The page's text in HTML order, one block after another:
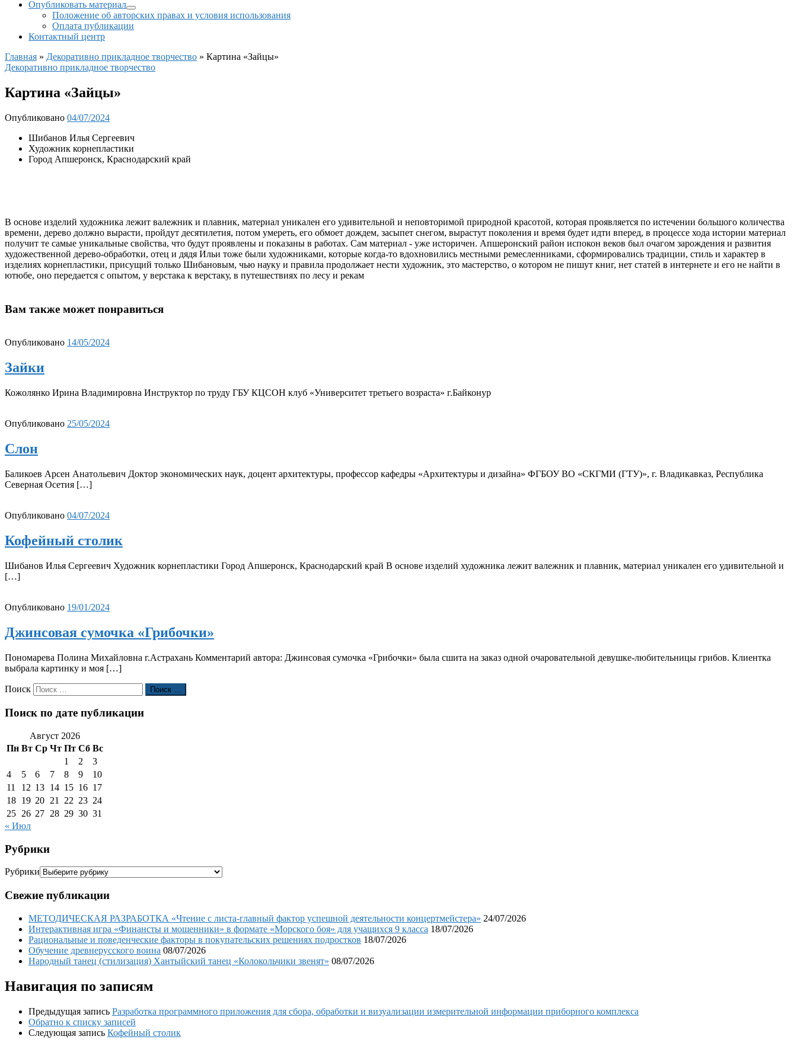
Опубликовать материал
Положение об авторских правах и условия использования
Оплата публикации
Контактный центр
Главная » Декоративно прикладное творчество » Картина «Зайцы»
Декоративно прикладное творчество
Картина «Зайцы»
Опубликовано 04/07/2024
Шибанов Илья Сергеевич
Художник корнепластики
Город Апшеронск, Краснодарский край
В основе изделий художника лежит валежник и плавник, материал уникален его удивительной и неповторимой природной красотой, которая проявляется по истечении большого количества
времени, дерево должно вырасти, пройдут десятилетия, потом умереть, его обмоет дождем, засыпет снегом, вырастут поколения и время будет идти вперед, в процессе хода истории материал
получит те самые уникальные свойства, что будут проявлены и показаны в работах. Сам материал - уже историчен. Апшеронский район испокон веков был очагом зарождения и развития
художественной дерево-обработки, отец и дядя Ильи тоже были художниками, которые когда-то вдохновились местными ремесленниками, сформировались традиции, стиль и характер в
изделиях корнепластики, присущий только Шибановым, чью науку и правила продолжает нести художник, это мастерство, о котором не пишут книг, нет статей в интернете и его не найти в
ютюбе, оно передается с опытом, у верстака к верстаку, в путешествиях по лесу и рекам
Вам также может понравиться
Опубликовано 14/05/2024
Зайки
Кожолянко Ирина Владимировна Инструктор по труду ГБУ КЦСОН клуб «Университет третьего возраста» г.Байконур
Опубликовано 25/05/2024
Слон
Баликоев Арсен Анатольевич Доктор экономических наук, доцент архитектуры, профессор кафедры «Архитектуры и дизайна» ФГБОУ ВО «СКГМИ (ГТУ)», г. Владикавказ, Республика
Северная Осетия […]
Опубликовано 04/07/2024
Кофейный столик
Шибанов Илья Сергеевич Художник корнепластики Город Апшеронск, Краснодарский край В основе изделий художника лежит валежник и плавник, материал уникален его удивительной и
[…]
Опубликовано 19/01/2024
Джинсовая сумочка «Грибочки»
Пономарева Полина Михайловна г.Астрахань Комментарий автора: Джинсовая сумочка «Грибочки» была сшита на заказ одной очаровательной девушке-любительницы грибов. Клиентка
выбрала картинку и моя […]
Поиск Поиск …
Поиск по дате публикации
Август 2026
Пн Вт Ср Чт Пт Сб Вс
1
2
3
4
5 6 7 8 9
10
11
12 13 14 15 16 17
18 19 20 21 22 23 24
25 26 27 28 29 30 31
« Июл
Рубрики
Рубрики
Свежие публикации
МЕТОДИЧЕСКАЯ РАЗРАБОТКА «Чтение с листа-главный фактор успешной деятельности концертмейстера» 24/07/2026
Интерактивная игра «Финансты и мошенники» в формате «Морского боя» для учащихся 9 класса 18/07/2026
Рациональные и поведенческие факторы в покупательских решениях подростков 18/07/2026
Обучение древнерусского воина 08/07/2026
Народный танец (стилизация) Хантыйский танец «Колокольчики звенят» 08/07/2026
Навигация по записям
Предыдущая запись Разработка программного приложения для сбора, обработки и визуализации измерительной информации приборного комплекса
Обратно к списку записей
Следующая запись Кофейный столик